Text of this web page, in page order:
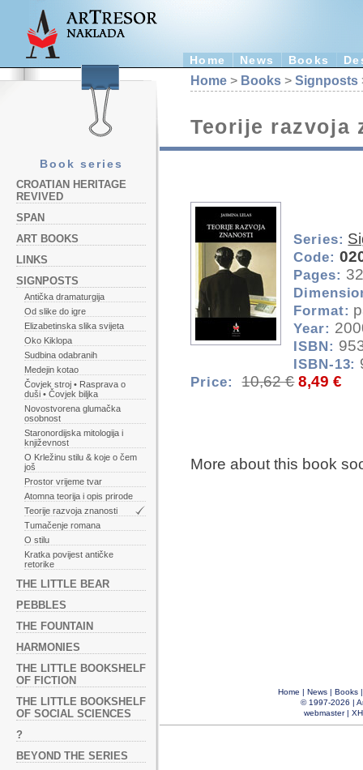
Home News Books
Book series
CROATIAN HERITAGE
REVIVED
SPAN
ART BOOKS
LINKS
SIGNPOSTS
Antička dramaturgija
Od slike do igre
Elizabetinska slika svijeta
Oko Kiklopa
Sudbina odabranih
Medejin kotao
Čovjek stroj • Rasprava o
duši • Čovjek biljka
Novostvorena glumačka
osobnost
Staronordijska mitologija i
književnost
O Krležinu stilu & koje o čem
još
Prostor vrijeme tvar
Atomna teorija i opis prirode
Teorije razvoja znanosti
Tumačenje romana
O stilu
Kratka povijest antičke
retorike
THE LITTLE BEAR
PEBBLES
THE FOUNTAIN
HARMONIES
THE LITTLE BOOKSHELF
OF FICTION
THE LITTLE BOOKSHELF
OF SOCIAL SCIENCES
?
BEYOND THE SERIES
Home > Books > Signposts
Teorije razvoja
Series:
Code:
Pages:
Format:
Year:
ISBN:
ISBN-13:
Price: 10,62 € 8,49 €
More about this book
Home | News| Books
© 1997-2026 |
webmaster|